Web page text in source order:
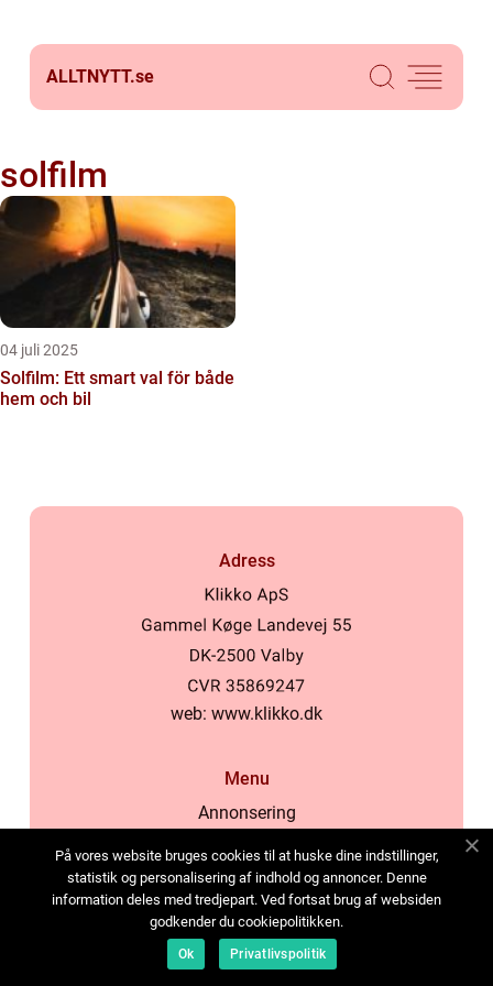
ALLTNYTT.se
solfilm
04 juli 2025
Solfilm: Ett smart val för både
hem och bil
Adress
web: www.klikko.dk
Menu
Annonsering
Cookies
Kontakta oss
Sitemap
På vores website bruges cookies til at huske dine indstillinger,
statistik og personalisering af indhold og annoncer. Denne
information deles med tredjepart. Ved fortsat brug af websiden
godkender du cookiepolitikken.
Ok Privatlivspolitik